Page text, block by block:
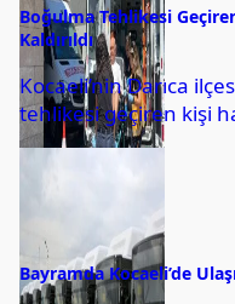
Boğulma Tehlikesi
Kaldırıldı
Kocaeli’nin Darıca
tehlikesi geçiren kişi
altına alındı.
plajda Mehmet
Bayramda Kocaeli’de